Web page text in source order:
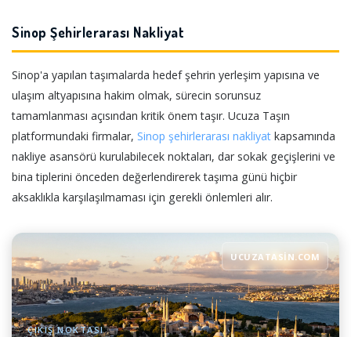
Sinop Şehirlerarası Nakliyat
Sinop'a yapılan taşımalarda hedef şehrin yerleşim yapısına ve
ulaşım altyapısına hakim olmak, sürecin sorunsuz
tamamlanması açısından kritik önem taşır. Ucuza Taşın
platformundaki firmalar, Sinop şehirlerarası nakliyat kapsamında
nakliye asansörü kurulabilecek noktaları, dar sokak geçişlerini ve
bina tiplerini önceden değerlendirerek taşıma günü hiçbir
aksaklıkla karşılaşılmaması için gerekli önlemleri alır.
UCUZATASIN.COM
ÇIKIŞ NOKTASI